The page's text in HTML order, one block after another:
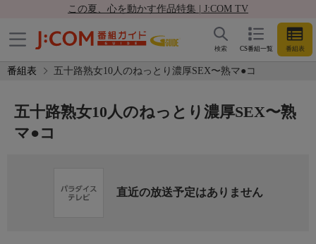
この夏、心を動かす作品特集 | J:COM TV
CS番組一覧 番組表
検索
番組表 五十路熟女10人のねっとり濃厚SEX〜熟マ●コ
五十路熟女10人のねっとり濃厚SEX〜熟
マ●コ
直近の放送予定はありません